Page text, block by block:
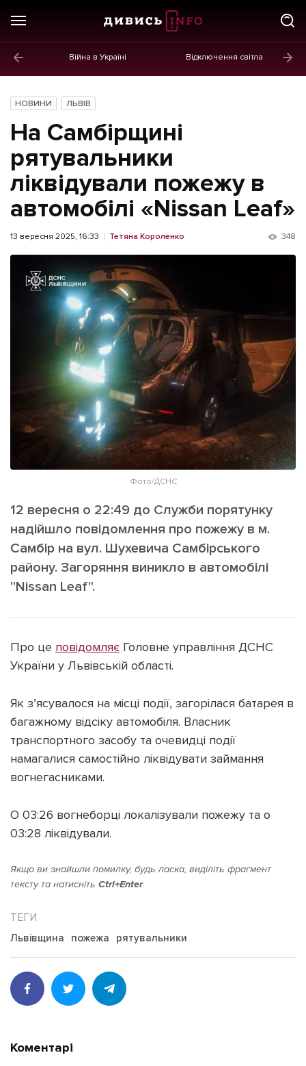
Війна в Україні Відключення світла
Новини
Політика
Економіка
Бізнес
Життя
Культура
Афіша
Репортаж
Розслідування
Погляди
Лонгріди
Прес-релізи
Фото/Відео
Made in Lviv
Зв'язатися з нами
[email protected] Реклама на сайті
Політика конфіденційності
НОВИНИ ЛЬВІВ
На Самбірщині
рятувальники
ліквідували пожежу в
автомобілі «Nissan Leaf»
13 вересня 2025, 16:33 Тетяна Короленко 348
Фото/ДСНС
12 вересня о 22:49 до Служби порятунку
надійшло повідомлення про пожежу в м.
Самбір на вул. Шухевича Самбірського
району. Загоряння виникло в автомобілі
"Nissan Leaf".
Про це повідомляє Головне управління ДСНС
України у Львівській області.
Як з’ясувалося на місці події, загорілася батарея в
багажному відсіку автомобіля. Власник
транспортного засобу та очевидці події
намагалися самостійно ліквідувати займання
вогнегасниками.
О 03:26 вогнеборці локалізували пожежу та о
03:28 ліквідували.
Якщо ви знайшли помилку, будь ласка, виділіть фрагмент
тексту та натисніть Ctrl+Enter.
Львівщина пожежа рятувальники
Коментарі